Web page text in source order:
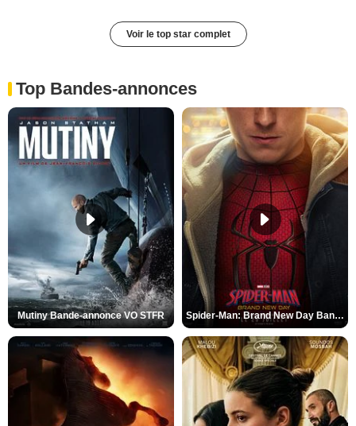
Voir le top star complet
Top Bandes-annonces
Mutiny Bande-annonce VO STFR Spider-Man: Brand New Day Bande-annonce VO STFR